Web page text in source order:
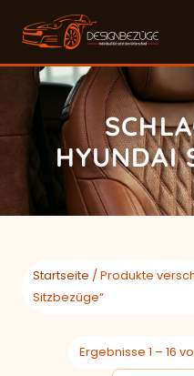
HYUNDAI
Startseite / Produkte
Sitzbezüge“
Ergebnisse 1 – 16